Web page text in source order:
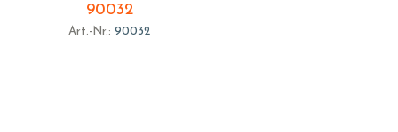
90032
Art.-Nr.: 90032